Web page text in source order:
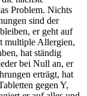
Problem. Nichts
sind der
er geht auf
multiple Allergien,
hat ständig
bei Null an, er
erträgt, hat
gegen Y,